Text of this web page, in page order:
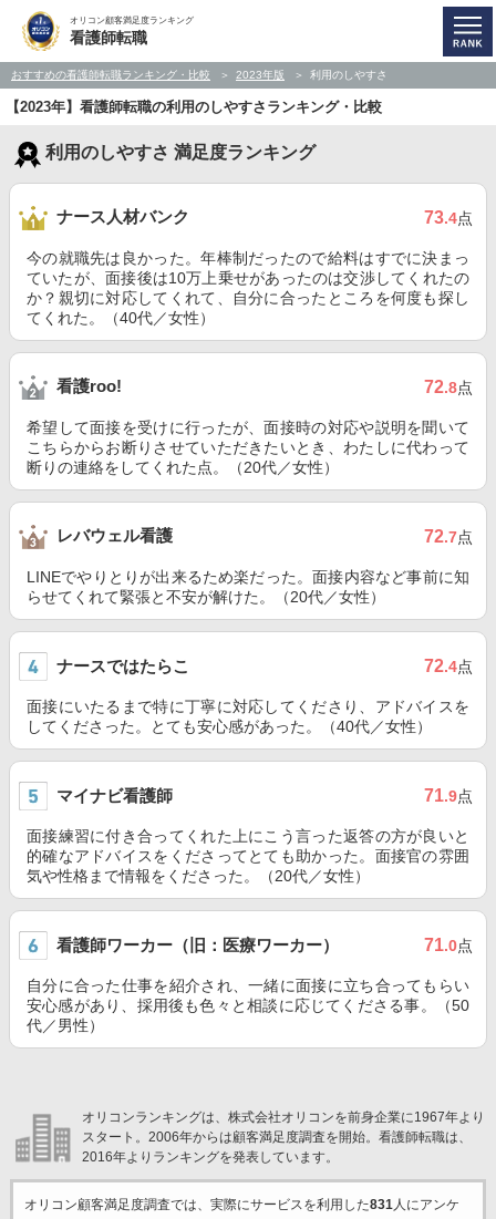
オリコン顧客満足度ランキング
看護師転職
おすすめの看護師転職ランキング・比較 2023年版 利用のしやすさ
【2023年】看護師転職の利用のしやすさランキング・比較
利用のしやすさ 満足度ランキング
ナース人材バンク 73.4点
今の就職先は良かった。年棒制だったので給料はすでに決まっ
ていたが、面接後は10万上乗せがあったのは交渉してくれたの
か？親切に対応してくれて、自分に合ったところを何度も探し
てくれた。（40代／女性）
看護roo! 72.8点
希望して面接を受けに行ったが、面接時の対応や説明を聞いて
こちらからお断りさせていただきたいとき、わたしに代わって
断りの連絡をしてくれた点。（20代／女性）
レバウェル看護 72.7点
LINEでやりとりが出来るため楽だった。面接内容など事前に知
らせてくれて緊張と不安が解けた。（20代／女性）
ナースではたらこ 72.4点
面接にいたるまで特に丁寧に対応してくださり、アドバイスを
してくださった。とても安心感があった。（40代／女性）
マイナビ看護師 71.9点
面接練習に付き合ってくれた上にこう言った返答の方が良いと
的確なアドバイスをくださってとても助かった。面接官の雰囲
気や性格まで情報をくださった。（20代／女性）
看護師ワーカー（旧：医療ワーカー） 71.0点
自分に合った仕事を紹介され、一緒に面接に立ち合ってもらい
安心感があり、採用後も色々と相談に応じてくださる事。（50
代／男性）
オリコンランキングは、株式会社オリコンを前身企業に1967年より
スタート。2006年からは顧客満足度調査を開始。看護師転職は、
2016年よりランキングを発表しています。
オリコン顧客満足度調査では、実際にサービスを利用した831人にアンケ